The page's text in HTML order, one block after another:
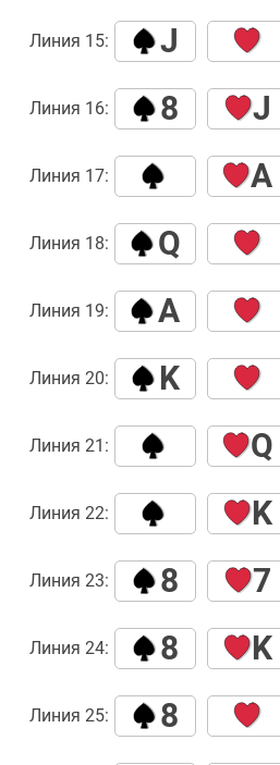
Линия 15: J
Линия 16: 8 J
Линия 17: A
Линия 18: Q
Линия 19: A
Линия 20: K
Линия 21: Q
Линия 22: K
Линия 23: 8 7
Линия 24: 8 K
Линия 25: 8